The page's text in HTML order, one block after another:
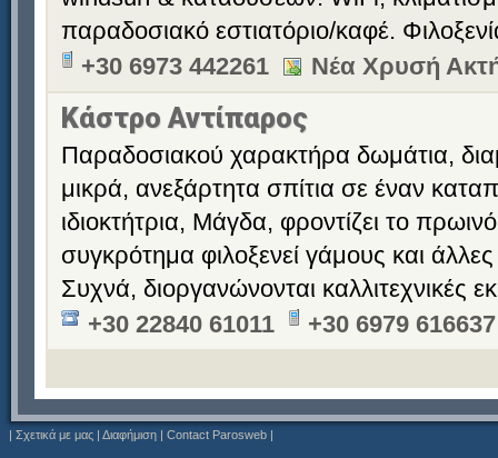
παραδοσιακό εστιατόριο/καφέ.
+30 6973 442261
Νέα Χρυσή
Κάστρο Αντίπαρος
Παραδοσιακού χαρακτήρα δωμάτια,
μικρά, ανεξάρτητα σπίτια σε έναν
ιδιοκτήτρια, Μάγδα, φροντίζει το
συγκρότημα φιλοξενεί γάμους και
Συχνά, διοργανώνονται καλλιτεχνικές
+30 22840 61011
+30 6979 616637
| Σχετικά με μας | Διαφήμιση | Contact Parosweb |